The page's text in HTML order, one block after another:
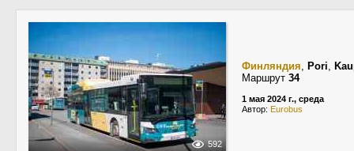
592
Финляндия, Pori,
Маршрут 34
1 мая 2024 г., среда
Автор: Eurobus